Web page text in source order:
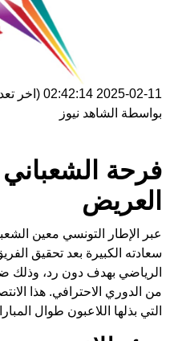
2025-02-11 02:42:14 (اخر
بواسطة الشاهد نيوز
فرحة الشعباني
العريض
عبر الإطار التونسي معين
سعادته الكبيرة بعد تحقيق
الرياضي بهدف دون رد، وذلك
من الدوري الاحترافي. هذا
التي بذلها اللاعبون طوال